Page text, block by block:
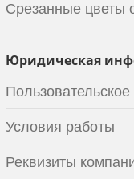
Срезанные цветы
Юридическая
Условия работы
Реквизиты